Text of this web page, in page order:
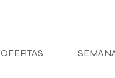
OFERTAS